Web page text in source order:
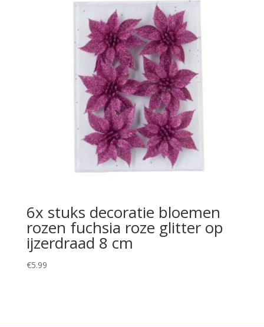
6x stuks decoratie bloemen
rozen fuchsia roze glitter op
ijzerdraad 8 cm
€5.99